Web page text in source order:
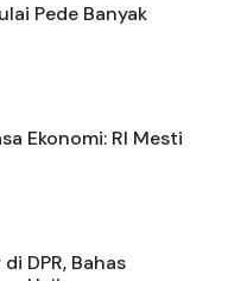
Pede Banyak
Ekonomi: RI Mesti
DPR, Bahas